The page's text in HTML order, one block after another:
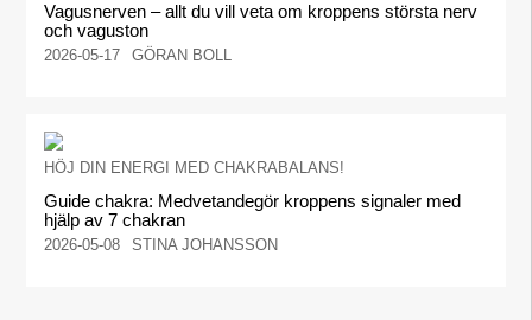
Vagusnerven – allt du vill veta om kroppens största nerv
och vaguston
2026-05-17 GÖRAN BOLL
HÖJ DIN ENERGI MED CHAKRABALANS!
Guide chakra: Medvetandegör kroppens signaler med
hjälp av 7 chakran
2026-05-08 STINA JOHANSSON